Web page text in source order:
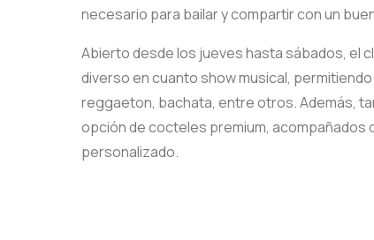
necesario para bailar y compartir con un
Abierto desde los jueves hasta sábados, el
diverso en cuanto show musical,
reggaeton, bachata, entre otros. Además,
opción de cocteles premium, acompañados
personalizado.